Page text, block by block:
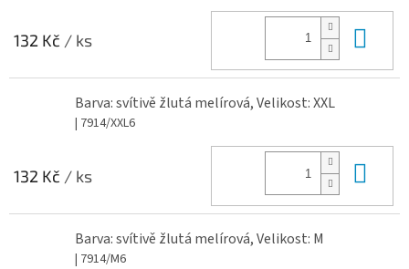
132 Kč / ks
Barva: svítivě žlutá melírová, Velikost: XXL
| 7914/XXL6
132 Kč / ks
Barva: svítivě žlutá melírová, Velikost: M
| 7914/M6